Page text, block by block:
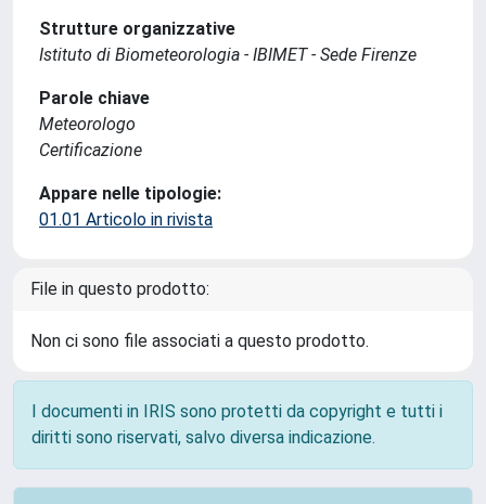
Strutture organizzative
Istituto di Biometeorologia - IBIMET - Sede Firenze
Parole chiave
Meteorologo
Certificazione
Appare nelle tipologie:
01.01 Articolo in rivista
File in questo prodotto:
Non ci sono file associati a questo prodotto.
I documenti in IRIS sono protetti da copyright e tutti i
diritti sono riservati, salvo diversa indicazione.